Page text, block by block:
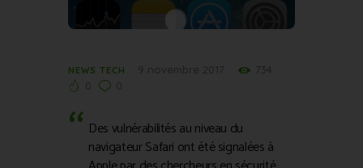
NEWS TECH
Des vulnérabilités au niveau du
navigateur Safari ont été signalées à